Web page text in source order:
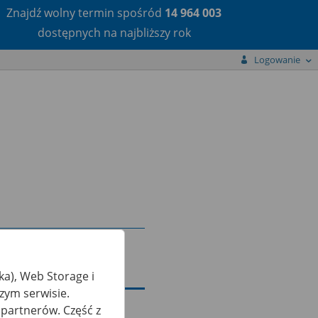
Znajdź wolny termin spośród 14 964 003
dostępnych na najbliższy rok
Logowanie
Web Storage i
serwisie.
Część z